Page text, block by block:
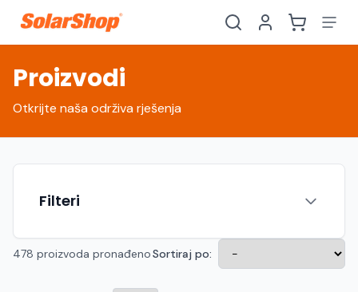
Proizvodi
Otkrijte naša održiva rješenja
Filteri
478 proizvoda pronađenoSortiraj po: